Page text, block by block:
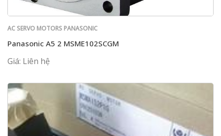
AC SERVO MOTORS PANASONIC
Panasonic A5 2 MSME102SCGM
Giá: Liên hệ